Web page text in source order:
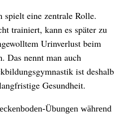
spielt eine zentrale Rolle.
trainiert, kann es später zu
Urinverlust beim
Das nennt man auch
ist deshalb
Gesundheit.
Übungen während